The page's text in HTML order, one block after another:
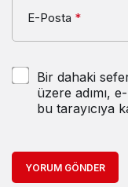
E-Posta *
Bir dahaki
üzere adımı,
bu tarayıcıya
YORUM GÖNDER